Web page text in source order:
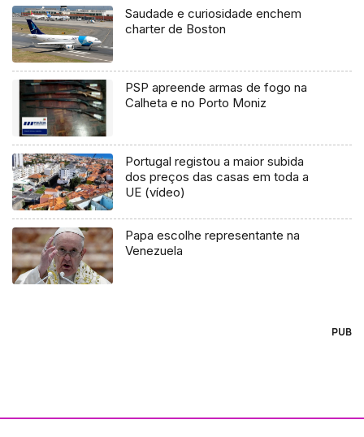
Saudade e curiosidade enchem
charter de Boston
PSP apreende armas de fogo na
Calheta e no Porto Moniz
Portugal registou a maior subida
dos preços das casas em toda a
UE (vídeo)
Papa escolhe representante na
Venezuela
PUB